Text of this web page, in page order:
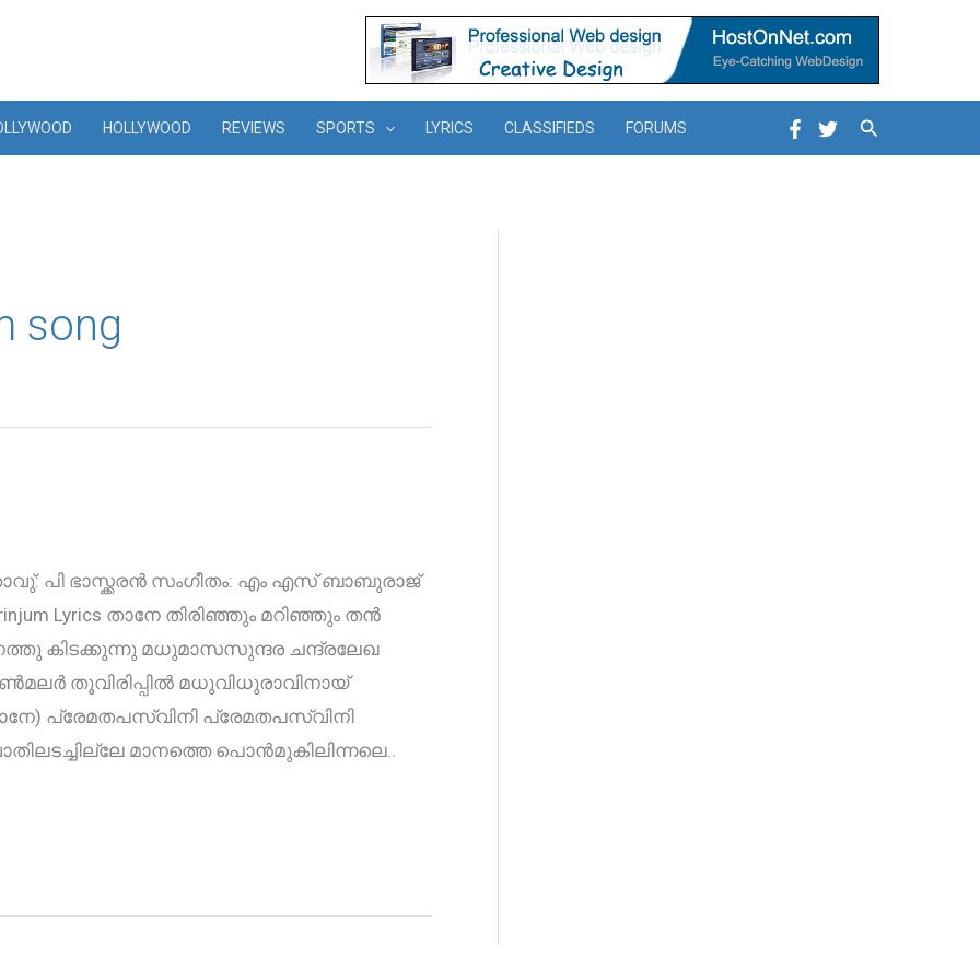
HOLLYWOOD REVIEWS SPORTS LYRICS CLASSIFIEDS FORUMS Search
song
പി ഭാസ്ക്കരൻ സംഗീതം: എം എസ് ബാബുരാജ്
Lyrics താനേ തിരിഞ്ഞും മറിഞ്ഞും തൻ
കിടക്കുന്നു മധുമാസസുന്ദര ചന്ദ്രലേഖ
വെണ്‍മലർ തൂവിരിപ്പിൽ മധുവിധുരാവിനായ്
പ്രേമതപസ്വിനി പ്രേമതപസ്വിനി
മാനത്തെ പൊന്‍‌മുകിലിന്നലെ..